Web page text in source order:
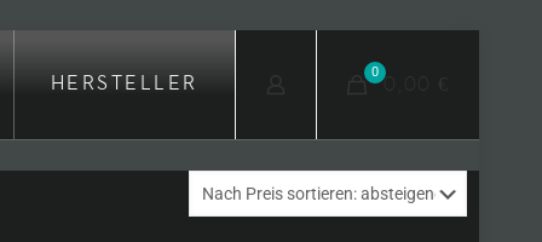
HERSTELLER
0 0,00 €